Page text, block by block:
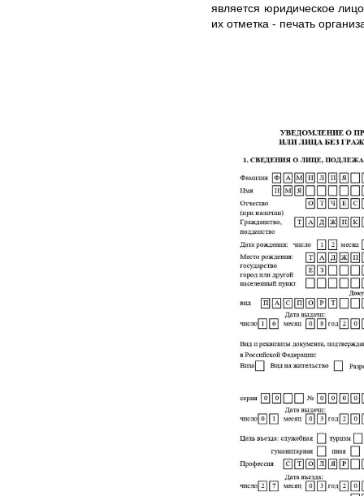
является юридическое
их отметка - печать